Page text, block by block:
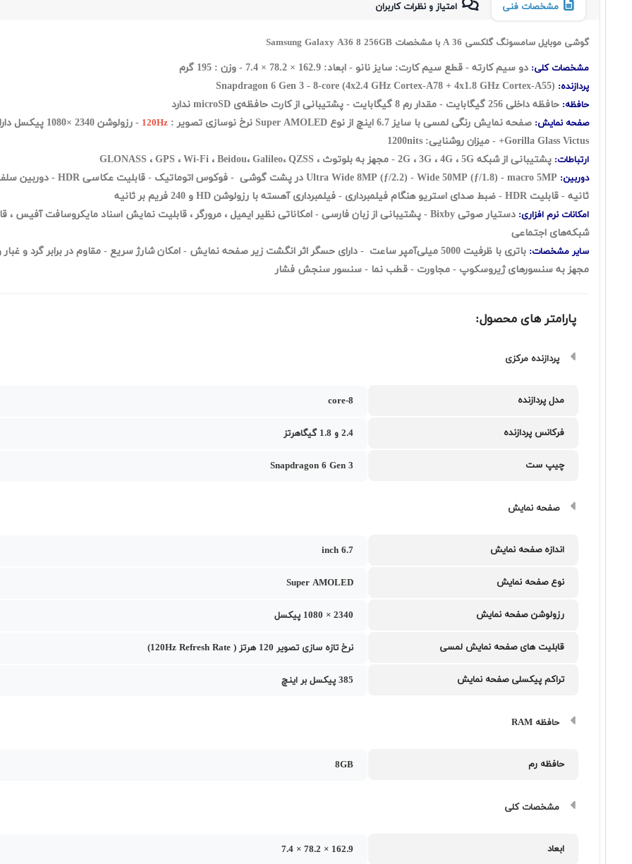
مشخصات فنی امتیاز و نظرات کاربران
گوشی موبایل سامسونگ گلکسی A 36 با مشخصات Samsung Galaxy A36 8 256GB
مشخصات کلی: دو سیم کارته - قطع سیم کارت: سايز نانو - ابعاد: 162.9 × 78.2 × 7.4 - وزن : 195 گرم
پردازنده: Snapdragon 6 Gen 3 - 8-core (4x2.4 GHz Cortex-A78 + 4x1.8 GHz Cortex-A55)
حافظه: حافظه‌ داخلی 256 گيگابايت - مقدار رم 8 گيگابايت - پشتیبانی از کارت حافظه‌ی microSD ندارد
صفحه نمایش: صفحه نمایش رنگی لمسی با سایز 6.7 اینچ از نوع Super AMOLEDنرخ نوسازی تصویر : - رزولوشن 2340 ×1080 پیکسل دارای تراکم 385 پیکسل بر هر اینچ - محافظ صفحه نمایش
Gorilla Glass Victus+ - میزان روشنایی: 1200nits
ارتباطات: پشتیبانی از شبکه 2G ، 3G ، 4G ، 5G - مجهز به بلوتوث ، GLONASS ، GPS ، Wi-Fi ، Beidou، Galileo، QZSS
دوربین: Ultra Wide 8MP (ƒ/2.2) - Wide 50MP (ƒ/1.8) - macro 5MP در پشت گوشی - فوکوس اتوماتیک - قابلیت عکاسی HDR -
ثانیه - قابلیت HDR - ضبط صدای استریو هنگام فیلمبرداری - فیلمبرداری آهسته با رزولوشن HD و 240 فریم بر ثانیه
امکانات نرم افزاری: دستیار صوتی ‌‌Bixby -
شبکه‌های اجتماعی
سایر مشخصات:
مجهز به سنسورهای ژیروسکوپ - مجاورت - قطب نما - سنسور سنجش فشار
پارامتر های محصول:
پردازنده مرکزی
مدل پردازنده 8-core
فرکانس پردازنده 2.4 و 1.8 گیگاهرتز
چیپ ست Snapdragon 6 Gen 3
صفحه نمایش
اندازه صفحه نمایش 6.7 inch
نوع صفحه نمایش Super AMOLED
رزولوشن صفحه نمایش 2340 × 1080 پیکسل
قابلیت های صفحه نمایش لمسی نرخ تازه سازی تصویر 120 هرتز ( 120Hz Refresh Rate)
تراکم پیکسلی صفحه نمایش 385 پیکسل بر اینچ
حافظه RAM
حافظه رم 8GB
مشخصات کلی
ابعاد 162.9 × 78.2 × 7.4